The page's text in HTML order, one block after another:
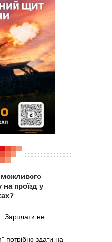
можливого
проїзд у
Зарплати не
потрібно здати на